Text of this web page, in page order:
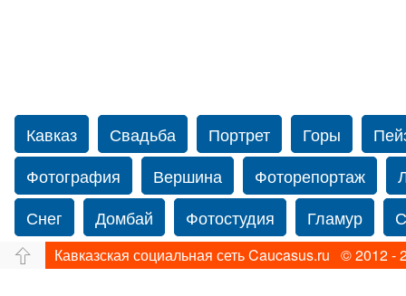
Кавказ Свадьба Портрет Горы
Фотография
Вершина Фоторепортаж
Снег
Домбай Фотостудия Гламур
Путешествие
Перевал Ущелье
Кавказская социальная сеть Caucasus.ru © 2012 -